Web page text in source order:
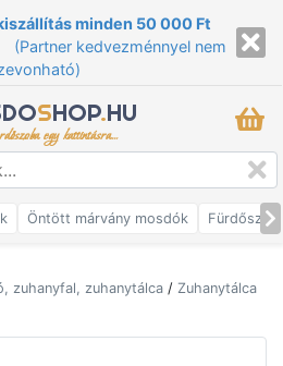
minden 50 000 Ft
(Partner kedvezménnyel nem
SHOP.HU
egy kattintásra...
Öntött márvány mosdók
zuhanyfal, zuhanytálca / Zuhanytálca